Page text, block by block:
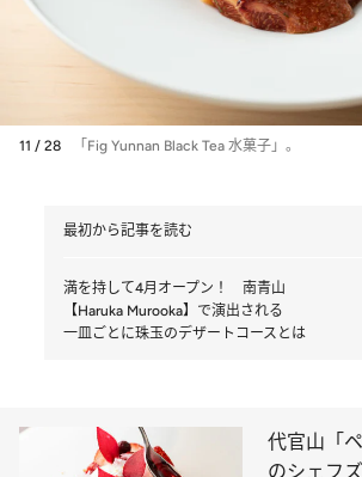
11 / 28 「Fig Yunnan Black Tea 水菓子」。
最初から記事を読む
満を持して4月オープン！ 南青山
【Haruka Murooka】で演出される
一皿ごとに珠玉のデザートコースとは
代官山「
のシェフ